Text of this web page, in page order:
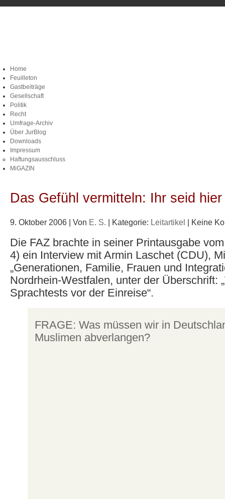
Home
Feuilleton
Gastbeiträge
Gesellschaft
Politik
Recht
Umfrage-Archiv
Über JurBlog
Downloads
Impressum
Haftungsausschluss
MiGAZIN
Das Gefühl vermitteln: Ihr seid
9. Oktober 2006 | Von E. S. | Kategorie: Leitartikel | Keine
Die FAZ brachte in seiner Printausgabe
4) ein Interview mit Armin Laschet (CDU),
„Generationen, Familie, Frauen und
Nordrhein-Westfalen, unter der Überschrift:
Sprachtests vor der Einreise“.
FRAGE: Was müssen wir in
Muslimen abverlangen?